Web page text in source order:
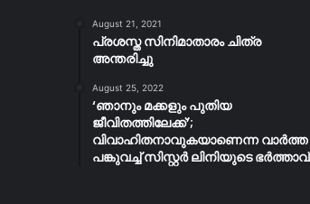
August 21, 2021
പ്രശസ്ത സിനിമാതാരം ചിത്ര
അന്തരിച്ചു
August 25, 2022
‘ഞാനും മക്കളും പുതിയ
ജീവിതത്തിലേക്ക്’;
വിവാഹിതനാവുകയാണെന്ന വാർത്ത
പങ്കുവച്ച് സിസ്റ്റർ ലിനിയുടെ ഭർത്താവ്